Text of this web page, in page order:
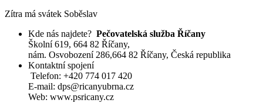
Zítra má svátek Soběslav
Kde nás najdete? Pečovatelská služba Říčany
Školní 619, 664 82 Říčany,
nám. Osvobození 286,664 82 Říčany, Česká republika
Kontaktní spojení
Telefon: +420 774 017 420
E-mail: dps@ricanyubrna.cz
Web: www.psricany.cz